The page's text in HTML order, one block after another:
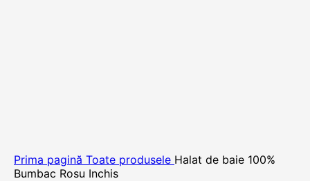
Prima pagină Toate produsele Halat de baie 100%
Bumbac Rosu Inchis